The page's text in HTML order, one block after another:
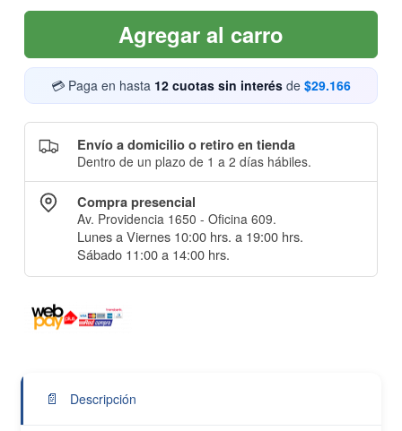
Agregar al carro
💳 Paga en hasta 12 cuotas sin interés de $29.166
Envío a domicilio o retiro en tienda
Dentro de un plazo de 1 a 2 días hábiles.
Compra presencial
Av. Providencia 1650 - Oficina 609.
Lunes a Viernes 10:00 hrs. a 19:00 hrs.
Sábado 11:00 a 14:00 hrs.
📄 Descripción